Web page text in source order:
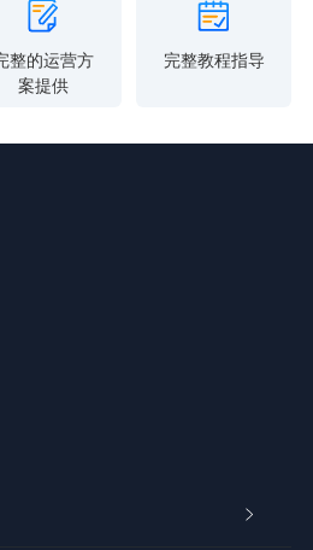
整的运营方
案提供
完整教程指导